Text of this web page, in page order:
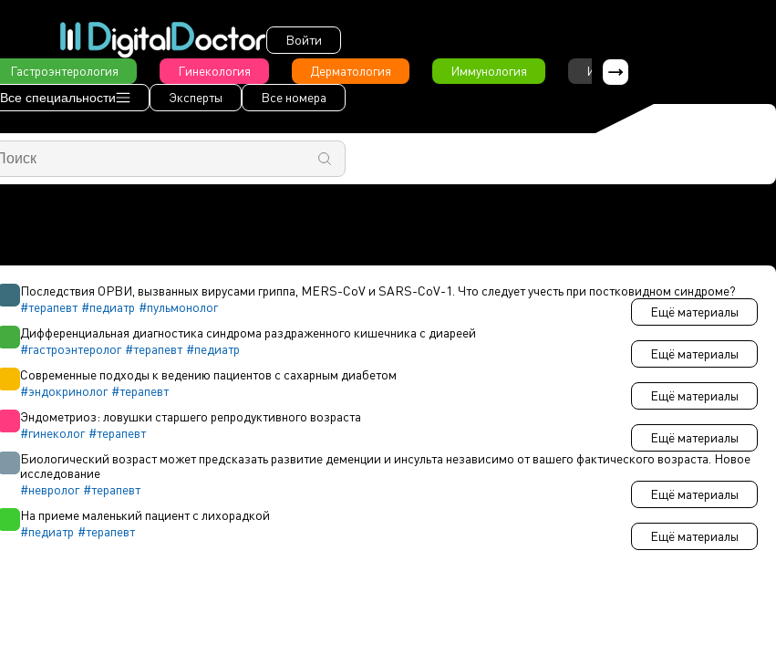
Войти
Гастроэнтерология Гинекология Дерматология Иммунология Интервью
Все специальности Эксперты Все номера
Последствия ОРВИ, вызванных вирусами гриппа, MERS-CoV и SARS-CoV-1. Что следует учесть при постковидном синдроме?
#терапевт #педиатр #пульмонолог
Ещё материалы
Дифференциальная диагностика синдрома раздраженного кишечника с диареей
#гастроэнтеролог #терапевт #педиатр
Ещё материалы
Современные подходы к ведению пациентов с сахарным диабетом
#эндокринолог #терапевт
Ещё материалы
Эндометриоз: ловушки старшего репродуктивного возраста
#гинеколог #терапевт
Ещё материалы
Биологический возраст может предсказать развитие деменции и инсульта независимо от вашего фактического возраста. Новое
исследование
#невролог #терапевт
Ещё материалы
На приеме маленький пациент с лихорадкой
#педиатр #терапевт Ещё материалы